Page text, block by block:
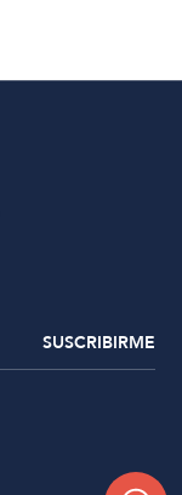
SUSCRIBIRME